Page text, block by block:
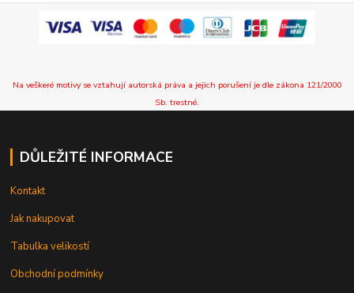
Na veškeré motivy se vztahují autorská práva a jejich porušení je dle zákona 121/2000
Sb. trestné.
DŮLEŽITÉ INFORMACE
Kontakt
Jak nakupovat
Tabulka velikostí
Obchodní podmínky